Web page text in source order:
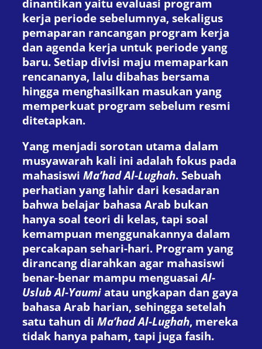
dinantikan yaitu evaluasi program
kerja periode sebelumnya, sekaligus
pemaparan rancangan program kerja
dan agenda kerja untuk periode yang
baru. Setiap divisi maju memaparkan
rencananya, lalu dibahas bersama
hingga menghasilkan masukan yang
memperkuat program sebelum resmi
ditetapkan.
Yang menjadi sorotan utama dalam
musyawarah kali ini adalah fokus pada
mahasiswi Ma’had Al-Lughah. Sebuah
perhatian yang lahir dari kesadaran
bahwa belajar bahasa Arab bukan
hanya soal teori di kelas, tapi soal
kemampuan menggunakannya dalam
percakapan sehari-hari. Program yang
dirancang diarahkan agar mahasiswi
benar-benar mampu menguasaiAl-
Uslub Al-Yaumi atau ungkapan dan gaya
bahasa Arab harian, sehingga setelah
satu tahun di Ma’had Al-Lughah, mereka
tidak hanya paham, tapi juga fasih.